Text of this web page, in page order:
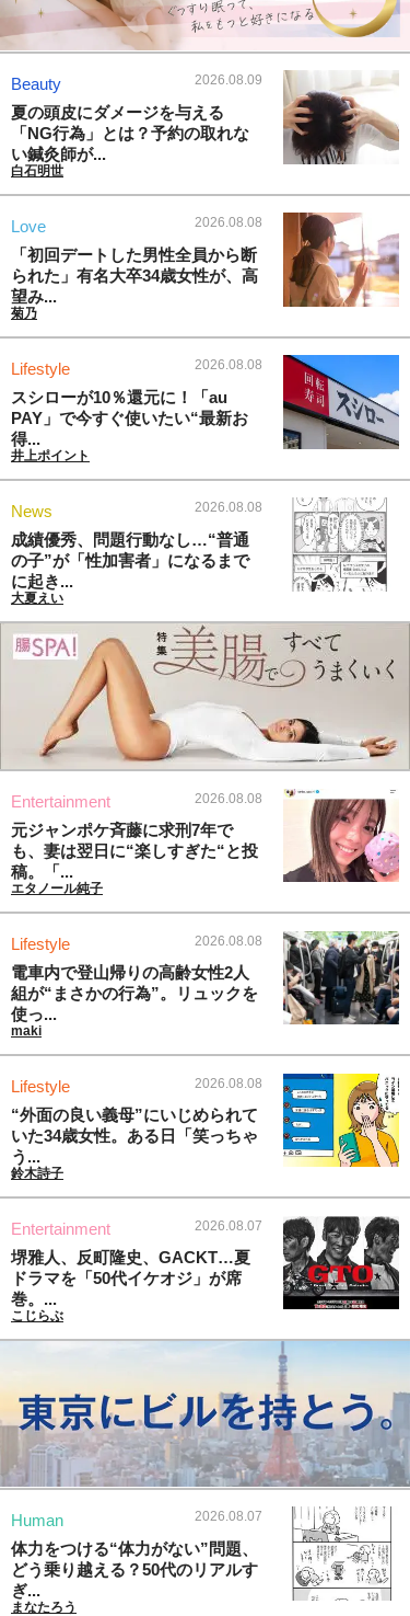
Beauty 2026.08.09
夏の頭皮にダメージを与える
「NG行為」とは？予約の取れな
い鍼灸師が...
白石明世
Love 2026.08.08
「初回デートした男性全員から断
られた」有名大卒34歳女性が、高
望み...
菊乃
Lifestyle 2026.08.08
スシローが10％還元に！「au
PAY」で今すぐ使いたい“最新お
得...
井上ポイント
News 2026.08.08
成績優秀、問題行動なし…“普通
の子”が「性加害者」になるまで
に起き...
大夏えい
Entertainment 2026.08.08
元ジャンポケ斉藤に求刑7年で
も、妻は翌日に“楽しすぎた“と投
稿。「...
エタノール純子
Lifestyle 2026.08.08
電車内で登山帰りの高齢女性2人
組が“まさかの行為”。リュックを
使っ...
maki
Lifestyle 2026.08.08
“外面の良い義母”にいじめられて
いた34歳女性。ある日「笑っちゃ
う...
鈴木詩子
Entertainment 2026.08.07
堺雅人、反町隆史、GACKT…夏
ドラマを「50代イケオジ」が席
巻。...
こじらぶ
Human 2026.08.07
体力をつける“体力がない”問題、
どう乗り越える？50代のリアルす
ぎ...
まなたろう